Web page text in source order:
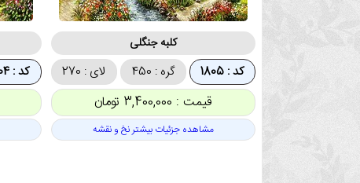
کلبه جنگلی
کد : 1805 گره : 450 لای : 270
قیمت : 3,400,000 تومان
مشاهده جزئیات بیشتر نخ و نقشه
کد : 1804